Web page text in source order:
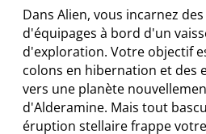
Dans Alien, vous incarnez
d'équipages à bord d'un
d'exploration. Votre objectif
colons en hibernation et des
vers une planète
d'Alderamine. Mais tout
éruption stellaire frappe